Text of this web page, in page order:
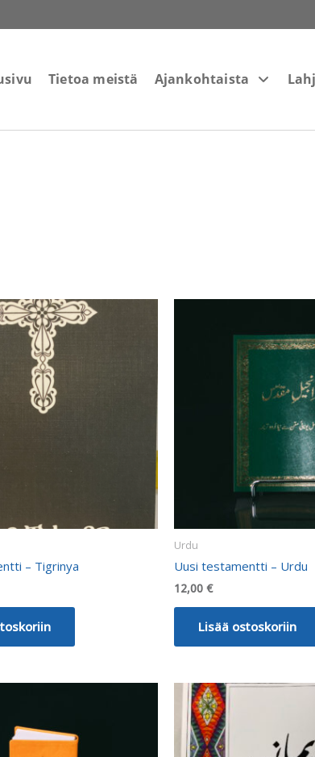
Tietoa meistä Ajankohtaista
– Tigrinya
Urdu
Uusi testamentti – Urdu
12,00 €
Lisää ostoskoriin